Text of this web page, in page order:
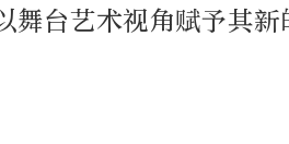
台艺术视角赋予其新